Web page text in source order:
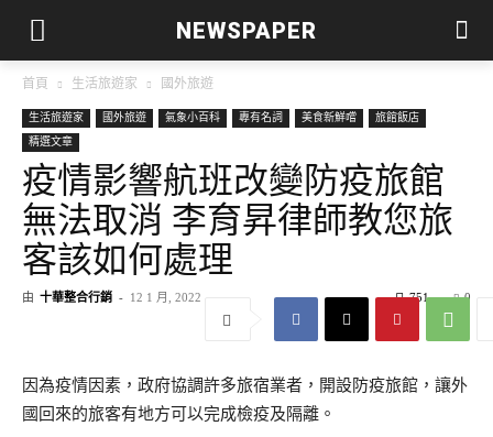
NEWSPAPER
首頁 生活旅遊家 國外旅遊
生活旅遊家 國外旅遊 氣象小百科 專有名詞 美食新鮮嚐
旅館飯店
精選文章
疫情影響航班改變防疫旅館
無法取消 李育昇律師教您旅
客該如何處理
由 十華整合行銷 - 12 1 月, 2022 0
751
因為疫情因素，政府協調許多旅宿業者，開設防疫旅館，讓外
國回來的旅客有地方可以完成檢疫及隔離。